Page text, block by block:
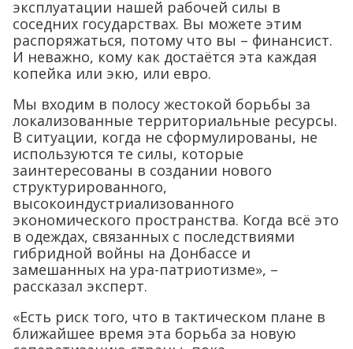
эксплуатации нашей рабочей силы в
соседних государствах. Вы можете этим
распоряжаться, потому что вы – финансист.
И неважно, кому как достаётся эта каждая
копейка или экю, или евро.
Мы входим в полосу жестокой борьбы за
локализованные территориальные ресурсы.
В ситуации, когда не сформулированы, не
используются те силы, которые
заинтересованы в создании нового
структурированного,
высокоиндустриализованного
экономического пространства. Когда всё это
в одеждах, связанных с последствиями
гибридной войны на Донбассе и
замешанных на ура-патриотизме», –
рассказал эксперт.
«Есть риск того, что в тактическом плане в
ближайшее время эта борьба за новую